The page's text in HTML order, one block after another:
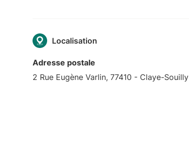
Localisation
Adresse postale
2 Rue Eugène Varlin, 77410 - Claye-Souilly